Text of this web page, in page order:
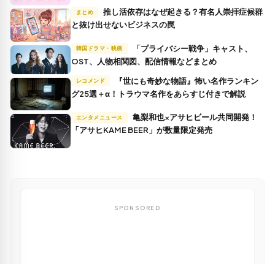
まとめ
推し活依存はなぜ起きる？有名人崇拝症候群
と抜け出せないビジネスの罠
韓国ドラマ・映画
OST、人物相関図、配信情報などまとめ
レコメンド
グ25選＋α！トラウマ名作をあらすじ付きで解説
エンタメニュース
「アサヒKAME BEER」が数量限定発売
SPONSORED